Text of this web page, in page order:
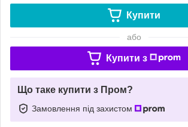
Купити
або
Купити з
Що таке купити з Пром?
Замовлення під захистом